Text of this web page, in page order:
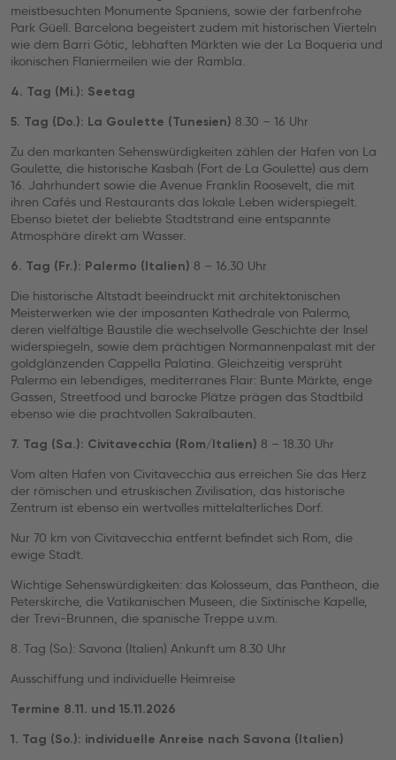
meistbesuchten Monumente Spaniens, sowie der farbenfrohe
Park Güell. Barcelona begeistert zudem mit historischen Vierteln
wie dem Barri Gòtic, lebhaften Märkten wie der La Boqueria und
ikonischen Flaniermeilen wie der Rambla.
4. Tag (Mi.): Seetag
5. Tag (Do.): La Goulette (Tunesien) 8.30 – 16 Uhr
Zu den markanten Sehenswürdigkeiten zählen der Hafen von La
Goulette, die historische Kasbah (Fort de La Goulette) aus dem
16. Jahrhundert sowie die Avenue Franklin Roosevelt, die mit
ihren Cafés und Restaurants das lokale Leben widerspiegelt.
Ebenso bietet der beliebte Stadtstrand eine entspannte
Atmosphäre direkt am Wasser.
6. Tag (Fr.): Palermo (Italien) 8 – 16.30 Uhr
Die historische Altstadt beeindruckt mit architektonischen
Meisterwerken wie der imposanten Kathedrale von Palermo,
deren vielfältige Baustile die wechselvolle Geschichte der Insel
widerspiegeln, sowie dem prächtigen Normannenpalast mit der
goldglänzenden Cappella Palatina. Gleichzeitig versprüht
Palermo ein lebendiges, mediterranes Flair: Bunte Märkte, enge
Gassen, Streetfood und barocke Plätze prägen das Stadtbild
ebenso wie die prachtvollen Sakralbauten.
7. Tag (Sa.): Civitavecchia (Rom/Italien) 8 – 18.30 Uhr
Vom alten Hafen von Civitavecchia aus erreichen Sie das Herz
der römischen und etruskischen Zivilisation, das historische
Zentrum ist ebenso ein wertvolles mittelalterliches Dorf.
Nur 70 km von Civitavecchia entfernt befindet sich Rom, die
ewige Stadt.
Wichtige Sehenswürdigkeiten: das Kolosseum, das Pantheon, die
Peterskirche, die Vatikanischen Museen, die Sixtinische Kapelle,
der Trevi-Brunnen, die spanische Treppe u.v.m.
8. Tag (So.): Savona (Italien) Ankunft um 8.30 Uhr
Ausschiffung und individuelle Heimreise
Termine 8.11. und 15.11.2026
1. Tag (So.): individuelle Anreise nach Savona (Italien)